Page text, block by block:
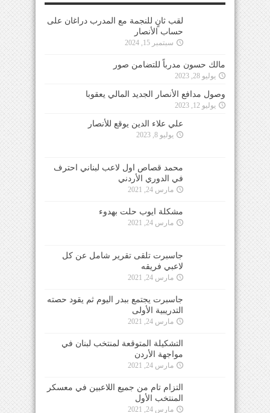
لقب ثانٍ للنجمة مع المدرب دراغان على
حساب الأنصار
سبتمبر 15, 2024
مالك حسون مدرباً للتضامن صور
يوليو 28, 2023
وصول مدافع الأنصار الجديد المالي يعقوبا
يوليو 12, 2023
علي علاء الدين يوقع للأنصار
يوليو 8, 2023
محمد قصاص اول لاعب لبناني احترف
في الدوري الأردني
مارس 24, 2021
مشكلة ايوب حلت بهدوء
مارس 24, 2021
جاسبرت تلقى تقرير شامل عن كل
لاعبي فريقه
مارس 24, 2021
جاسبرت يجتمع ببدر اليوم ثم يقود حصته
التدريبية الأولى
مارس 24, 2021
التشكيلة المتوقعة لمنتخب لبنان في
مواجهة الأردن
مارس 24, 2021
التزام تام من جميع اللاعبين في معسكر
المنتخب الأول
مارس 24, 2021